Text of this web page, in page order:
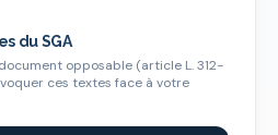
du SGA
opposable (article L. 312-
ces textes face à votre